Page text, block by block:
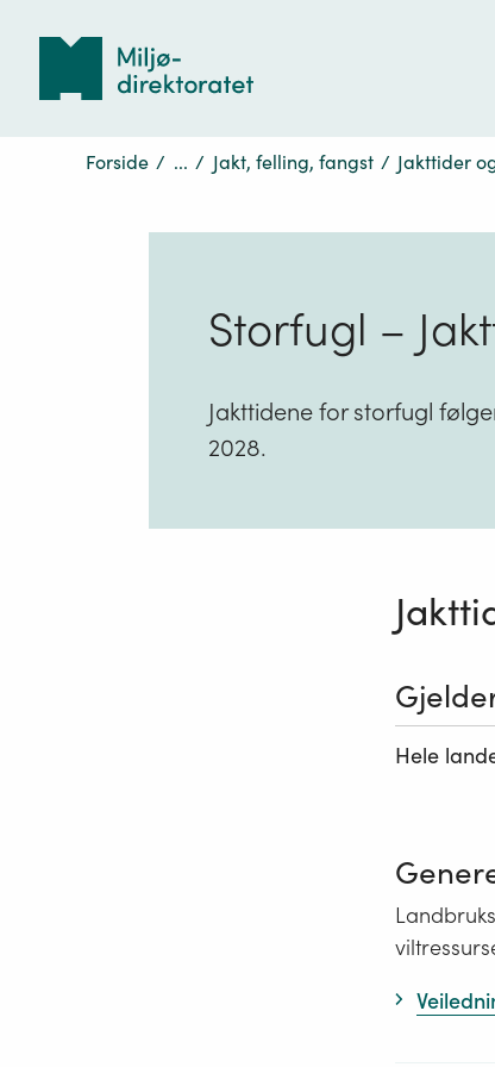
Forside / ... / Jakt, felling, fangst / Jakttider
Storfugl –
Jakttidene for storfugl
2028.
Hele